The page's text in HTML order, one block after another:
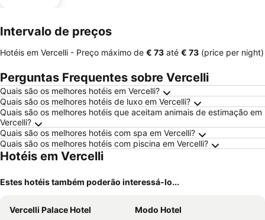
Intervalo de preços
Hotéis em Vercelli - Preço máximo de ‎€ 73 até ‎€ 73 (price per night)
Perguntas Frequentes sobre Vercelli
Quais são os melhores hotéis em Vercelli?
Quais são os melhores hotéis de luxo em Vercelli?
Quais são os melhores hotéis que aceitam animais de estimação em
Vercelli?
Quais são os melhores hotéis com spa em Vercelli?
Quais são os melhores hotéis com piscina em Vercelli?
Hotéis em Vercelli
Estes hotéis também poderão interessá-lo...
Vercelli Palace Hotel
Modo Hotel